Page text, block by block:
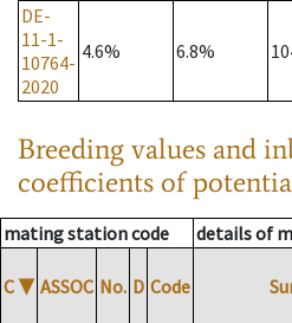
DE-
11-1-
10764-
2020
4.6% 6.8%
Breeding values and
coefficients of
mating station code details of
C ▼ ASSOC No. D Code